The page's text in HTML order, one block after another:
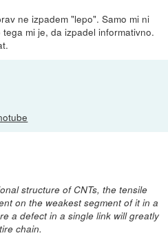
ne izpadem "lepo". Samo mi ni
mi je, da izpadel informativno.
structure of CNTs, the tensile
on the weakest segment of it in a
a defect in a single link will greatly
chain.